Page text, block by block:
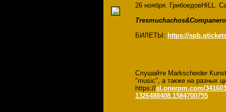
26 ноября. ГрибоедовHILL.
БИЛЕТЫ: https://
Слушайте Markscheider
"music", а также на разных
https://sl.onerpm.com/
1326488408.1584700755